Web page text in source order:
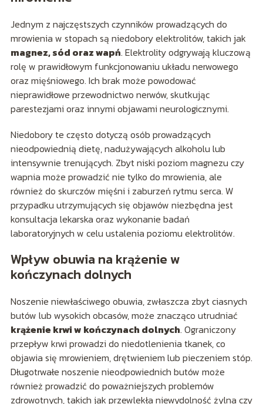
Jednym z najczęstszych czynników prowadzących do
mrowienia w stopach są niedobory elektrolitów, takich jak
magnez, sód oraz wapń. Elektrolity odgrywają kluczową
rolę w prawidłowym funkcjonowaniu układu nerwowego
oraz mięśniowego. Ich brak może powodować
nieprawidłowe przewodnictwo nerwów, skutkując
parestezjami oraz innymi objawami neurologicznymi.
Niedobory te często dotyczą osób prowadzących
nieodpowiednią dietę, nadużywających alkoholu lub
intensywnie trenujących. Zbyt niski poziom magnezu czy
wapnia może prowadzić nie tylko do mrowienia, ale
również do skurczów mięśni i zaburzeń rytmu serca. W
przypadku utrzymujących się objawów niezbędna jest
konsultacja lekarska oraz wykonanie badań
laboratoryjnych w celu ustalenia poziomu elektrolitów.
Wpływ obuwia na krążenie w
kończynach dolnych
Noszenie niewłaściwego obuwia, zwłaszcza zbyt ciasnych
butów lub wysokich obcasów, może znacząco utrudniać
krążenie krwi w kończynach dolnych. Ograniczony
przepływ krwi prowadzi do niedotlenienia tkanek, co
objawia się mrowieniem, drętwieniem lub pieczeniem stóp.
Długotrwałe noszenie nieodpowiednich butów może
również prowadzić do poważniejszych problemów
zdrowotnych, takich jak przewlekła niewydolność żylna czy